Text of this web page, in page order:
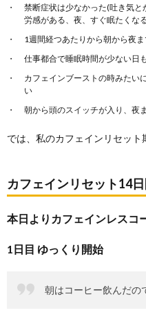
禁断症状は少なかった(吐き気
労感がある、夜、すぐ眠たくな
1週間経つあたりから朝から夜
仕事都合で睡眠時間が少ない日
カフェインブーストの時みたい
い
朝から頭のスイッチが入り、夜
では、私のカフェインリセット
カフェインリセット14
本日よりカフェインレスコ
1日目 ゆっくり開始
朝はコーヒー飲んだの